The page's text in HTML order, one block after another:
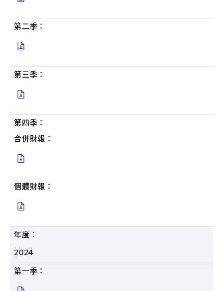
第二季：
第三季：
第四季：
合併財報：
個體財報：
年度：
2024
第一季：